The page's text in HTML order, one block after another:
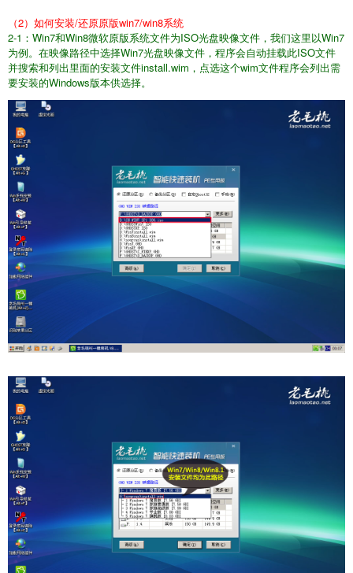
（2）如何安装/还原原版win7/win8系统
2-1：Win7和Win8微软原版系统文件为ISO光盘映像文件，我们这里以Win7
为例。在映像路径中选择Win7光盘映像文件，程序会自动挂载此ISO文件
并搜索和列出里面的安装文件install.wim，点选这个wim文件程序会列出需
要安装的Windows版本供选择。